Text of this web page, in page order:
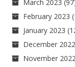
March 2023
February 2023
January 2023
December 2022
November